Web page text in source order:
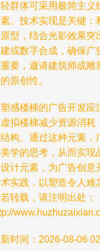
群体可采用极简主义
。技术实现是关键
型，结合光影效果突
或数字合成，确保广
要，邀请建筑师或雕
原创性。
感楼梯的广告开发应
拟楼梯减少资源消耗
构。通过这种元素，
学的思考，从而实现
计元素，为广告创意
实践，以塑造令人难
转载，请注明出处：
时间：2026-08-06